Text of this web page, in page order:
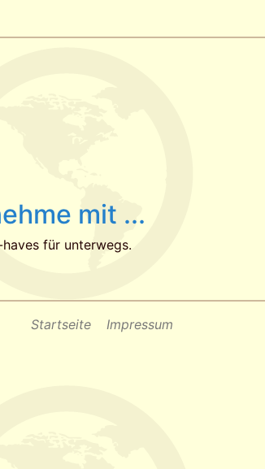
mit ...
für unterwegs.
Startseite Impressum